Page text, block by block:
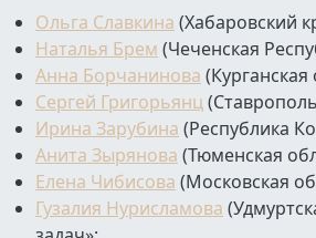
Ольга Славкина (Хабаровский
Наталья Брем (Чеченская
Анна Борчанинова
Сергей Григорьянц
Ирина Зарубина (Республика
Анита Зырянова (Тюменская
Елена Чибисова (Московская
Гузалия Нурисламова